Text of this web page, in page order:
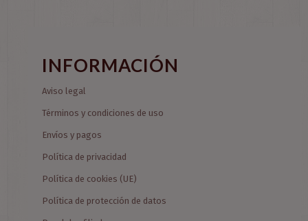
INFORMACIÓN
Aviso legal
Términos y condiciones de uso
Envíos y pagos
Política de privacidad
Política de cookies (UE)
Política de protección de datos